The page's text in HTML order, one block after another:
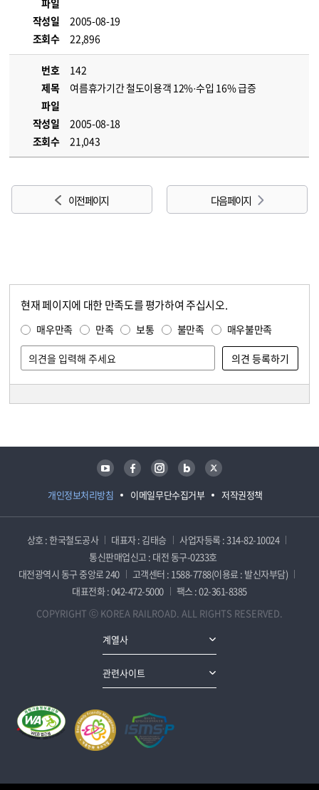
파일
작성일
2005-08-19
조회수
22,896
번호
142
제목
여름휴가기간 철도이용객 12%·수입 16% 급증
파일
작성일
2005-08-18
조회수
21,043
이전 페이지 다음 페이지
현재 페이지에 대한 만족도를 평가하여 주십시오.
매우만족 만족 보통 불만족 매우불만족
개인정보처리방침 이메일무단수집거부 저작권정책
유튜브 페이스북 인스타그램 블로그 트위터
상호 : 한국철도공사 대표자 : 김태승
사업자등록 : 314-82-10024
통신판매업신고 : 대전 동구-0233호
대전광역시 동구 중앙로 240
고객센터 : 1588-7788(이용료 : 발신자부담)
대표전화 : 042-472-5000
팩스 : 02-361-8385
COPYRIGHT ⓒ KOREA RAILROAD. ALL RIGHTS RESERVED.
계열사
관련사이트